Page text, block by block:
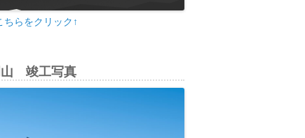
ちらをクリック↑
竣工写真